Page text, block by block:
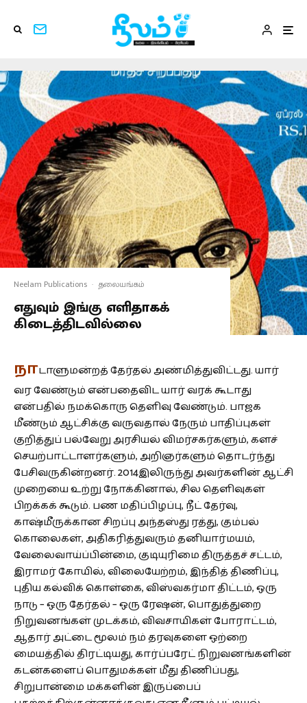
Neelam Publications · தலையங்கம்
எதுவும் இங்கு எளிதாகக்
கிடைத்திடவில்லை
நாடாளுமன்றத் தேர்தல் அண்மித்துவிட்டது. யார்
வர வேண்டும் என்பதைவிட யார் வரக் கூடாது
என்பதில் நமக்கொரு தெளிவு வேண்டும். பாஜக
மீண்டும் ஆட்சிக்கு வருவதால் நேரும் பாதிப்புகள்
குறித்துப் பல்வேறு அரசியல் விமர்சகர்களும், களச்
செயற்பாட்டாளர்களும், அறிஞர்களும் தொடர்ந்து
பேசிவருகின்றனர். 2014இலிருந்து அவர்களின் ஆட்சி
முறையை உற்று நோக்கினால், சில தெளிவுகள்
பிறக்கக் கூடும். பண மதிப்பிழப்பு, நீட் தேர்வு,
காஷ்மீருக்கான சிறப்பு அந்தஸ்து ரத்து, கும்பல்
கொலைகள், அதிகரித்துவரும் தனியார்மயம்,
வேலைவாய்ப்பின்மை, குடியுரிமை திருத்தச் சட்டம்,
இராமர் கோயில், விலையேற்றம், இந்தித் திணிப்பு,
புதிய கல்விக் கொள்கை, விஸ்வகர்மா திட்டம், ஒரு
நாடு – ஒரு தேர்தல் – ஒரு ரேஷன், பொதுத்துறை
நிறுவனங்கள் முடக்கம், விவசாயிகள் போராட்டம்,
ஆதார் அட்டை மூலம் நம் தரவுகளை ஒற்றை
மையத்தில் திரட்டியது, கார்ப்பரேட் நிறுவனங்களின்
கடன்களைப் பொதுமக்கள் மீது திணிப்பது,
சிறுபான்மை மக்களின் இருப்பைப்